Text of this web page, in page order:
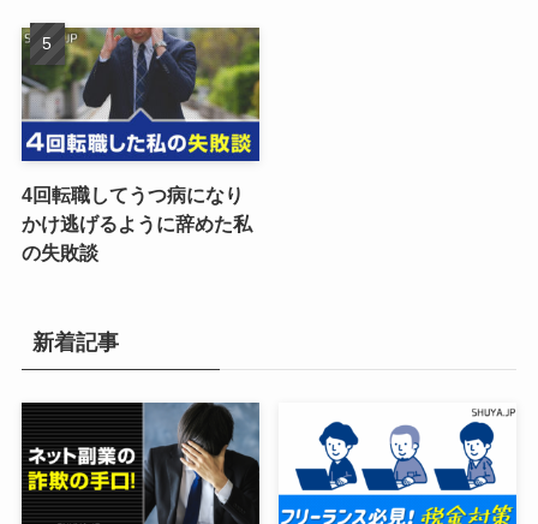
4回転職してうつ病になり
かけ逃げるように辞めた私
の失敗談
新着記事